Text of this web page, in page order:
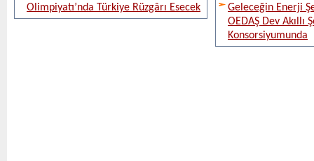
Olimpiyatı’nda Türkiye Rüzgârı Esecek
Geleceğin Enerji
OEDAŞ Dev Akıllı
Konsorsiyumunda